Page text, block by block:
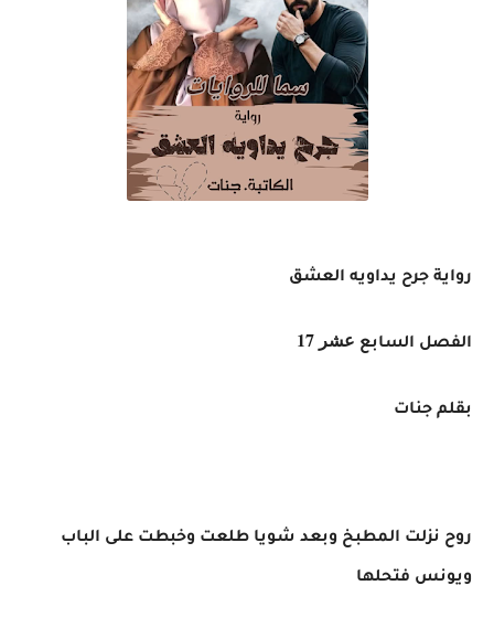
رواية جرح يداويه العشق
الفصل السابع عشر 17
بقلم جنات
روح نزلت المطبخ وبعد شويا طلعت وخبطت على الباب
ويونس فتحلها